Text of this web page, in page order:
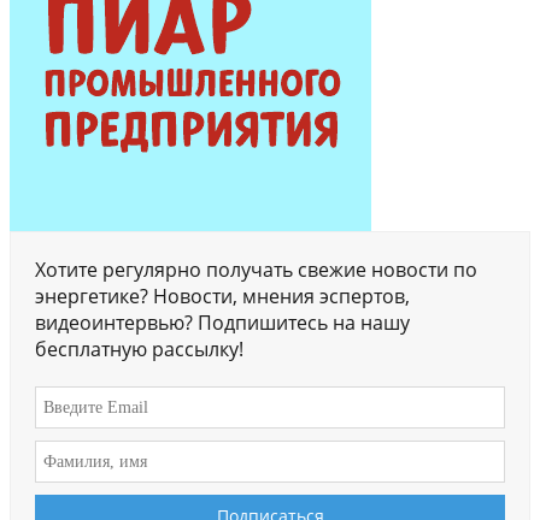
Хотите регулярно получать свежие новости по
энергетике? Новости, мнения эспертов,
видеоинтервью? Подпишитесь на нашу
бесплатную рассылку!